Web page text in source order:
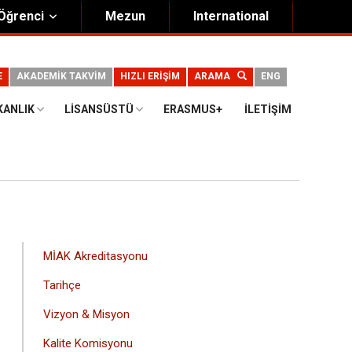
Mezun International
ENG
ARAMA
HIZLI ERİŞİM
AKADEMİK TAKVİM
LISANSÜSTÜ ERASMUS+ İLETIŞIM
ANA
MENÜSÜ
MİAK Akreditasyonu
Tarihçe
Vizyon & Misyon
Kalite Komisyonu